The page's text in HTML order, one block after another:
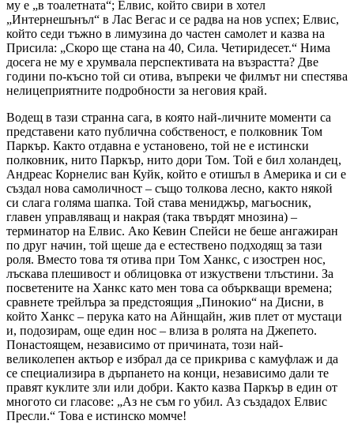
му е „в тоалетната“; Елвис, който свири в хотел
„Интернешънъл“ в Лас Вегас и се радва на нов успех; Елвис,
който седи тъжно в лимузина до частен самолет и казва на
Присила: „Скоро ще стана на 40, Сила. Четиридесет.“ Нима
досега не му е хрумвала перспективата на възрастта? Две
години по-късно той си отива, въпреки че филмът ни спестява
нелицеприятните подробности за неговия край.
Водещ в тази странна сага, в която най-личните моменти са
представени като публична собственост, е полковник Том
Паркър. Както отдавна е установено, той не е истински
полковник, нито Паркър, нито дори Том. Той е бил холандец,
Андреас Корнелис ван Куйк, който е отишъл в Америка и си е
създал нова самоличност – също толкова лесно, както някой
си слага голяма шапка. Той става мениджър, магьосник,
главен управляващ и накрая (така твърдят мнозина) –
терминатор на Елвис. Ако Кевин Спейси не беше ангажиран
по друг начин, той щеше да е естествено подходящ за тази
роля. Вместо това тя отива при Том Ханкс, с изострен нос,
лъскава плешивост и облицовка от изкуствени тлъстини. За
посветените на Ханкс като мен това са объркващи времена;
сравнете трейлъра за предстоящия „Пинокио“ на Дисни, в
който Ханкс – перука като на Айнщайн, жив плет от мустаци
и, подозирам, още един нос – влиза в ролята на Джепето.
Понастоящем, независимо от причината, този най-
великолепен актьор е избрал да се прикрива с камуфлаж и да
се специализира в дърпането на конци, независимо дали те
правят куклите зли или добри. Както казва Паркър в един от
многото си гласове: „Аз не съм го убил. Аз създадох Елвис
Пресли.“ Това е истинско момче!